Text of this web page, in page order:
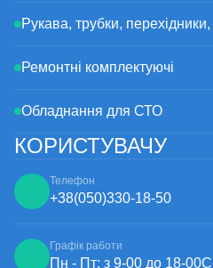
Рукава, трубки, перехідники,
Ремонтні комплектуючі
Обладнання для СТО
КОРИСТУВАЧУ
Телефон
+38(050)330-18-50
Графік работи
Пн - Пт: з 9-00 до 18-00